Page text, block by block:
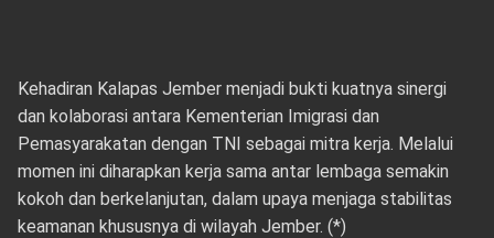
Kehadiran Kalapas Jember menjadi bukti kuatnya sinergi
dan kolaborasi antara Kementerian Imigrasi dan
Pemasyarakatan dengan TNI sebagai mitra kerja. Melalui
momen ini diharapkan kerja sama antar lembaga semakin
kokoh dan berkelanjutan, dalam upaya menjaga stabilitas
keamanan khususnya di wilayah Jember. (*)